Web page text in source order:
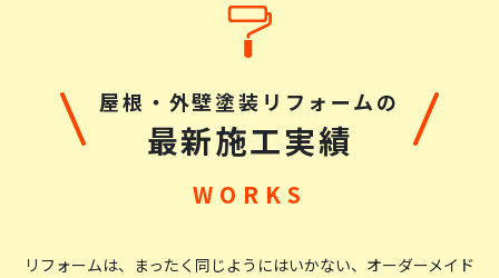
こちらの会社に塗装を依頼して後悔なしです。正解でし
は、人生で何度もあることではなく、どこの業者に依頼
するのかは、ある意味、賭けでもあり、一発勝負となりま
うかが分かるのは、すべてが終わってしまったあとのこと
ることです。業者のホームページは良い事を宣伝する媒
屋根・外壁塗装リフォームの
最新施工実績
リフォームは、まったく同じようにはいかない、オーダーメイド